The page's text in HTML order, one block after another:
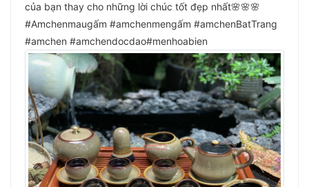
của bạn thay cho những lời chúc tốt đẹp nhất🌸🌸🌸
#Amchenmaugấm #amchenmengấm #amchenBatTrang
#amchen #amchendocdao#menhoabien